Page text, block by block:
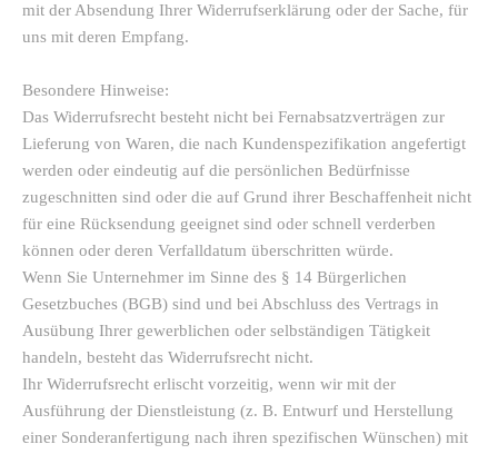
mit der Absendung Ihrer Widerrufserklärung oder der Sache, für
uns mit deren Empfang.
Besondere Hinweise:
Das Widerrufsrecht besteht nicht bei Fernabsatzverträgen zur
Lieferung von Waren, die nach Kundenspezifikation angefertigt
werden oder eindeutig auf die persönlichen Bedürfnisse
zugeschnitten sind oder die auf Grund ihrer Beschaffenheit nicht
für eine Rücksendung geeignet sind oder schnell verderben
können oder deren Verfalldatum überschritten würde.
Wenn Sie Unternehmer im Sinne des § 14 Bürgerlichen
Gesetzbuches (BGB) sind und bei Abschluss des Vertrags in
Ausübung Ihrer gewerblichen oder selbständigen Tätigkeit
handeln, besteht das Widerrufsrecht nicht.
Ihr Widerrufsrecht erlischt vorzeitig, wenn wir mit der
Ausführung der Dienstleistung (z. B. Entwurf und Herstellung
einer Sonderanfertigung nach ihren spezifischen Wünschen) mit